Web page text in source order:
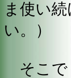
ま使い
い。）
そこで